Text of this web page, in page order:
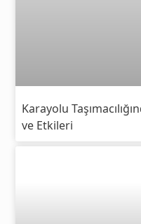
Karayolu
ve Etkileri